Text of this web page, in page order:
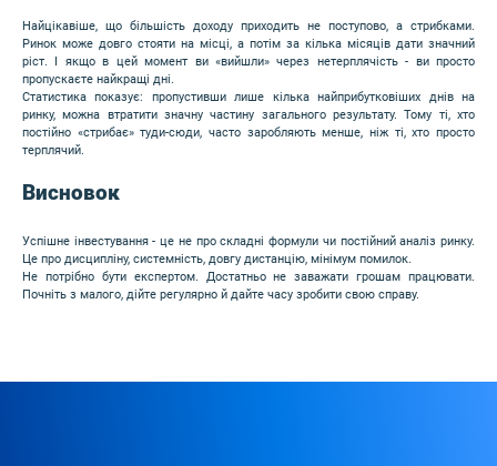
Найцікавіше, що більшість доходу приходить не поступово, а стрибками.
Ринок може довго стояти на місці, а потім за кілька місяців дати значний
ріст. І якщо в цей момент ви «вийшли» через нетерплячість - ви просто
пропускаєте найкращі дні.
Статистика показує: пропустивши лише кілька найприбутковіших днів на
ринку, можна втратити значну частину загального результату. Тому ті, хто
постійно «стрибає» туди-сюди, часто заробляють менше, ніж ті, хто просто
терплячий.
Висновок
Успішне інвестування - це не про складні формули чи постійний аналіз ринку.
Це про дисципліну, системність, довгу дистанцію, мінімум помилок.
Не потрібно бути експертом. Достатньо не заважати грошам працювати.
Почніть з малого, дійте регулярно й дайте часу зробити свою справу.